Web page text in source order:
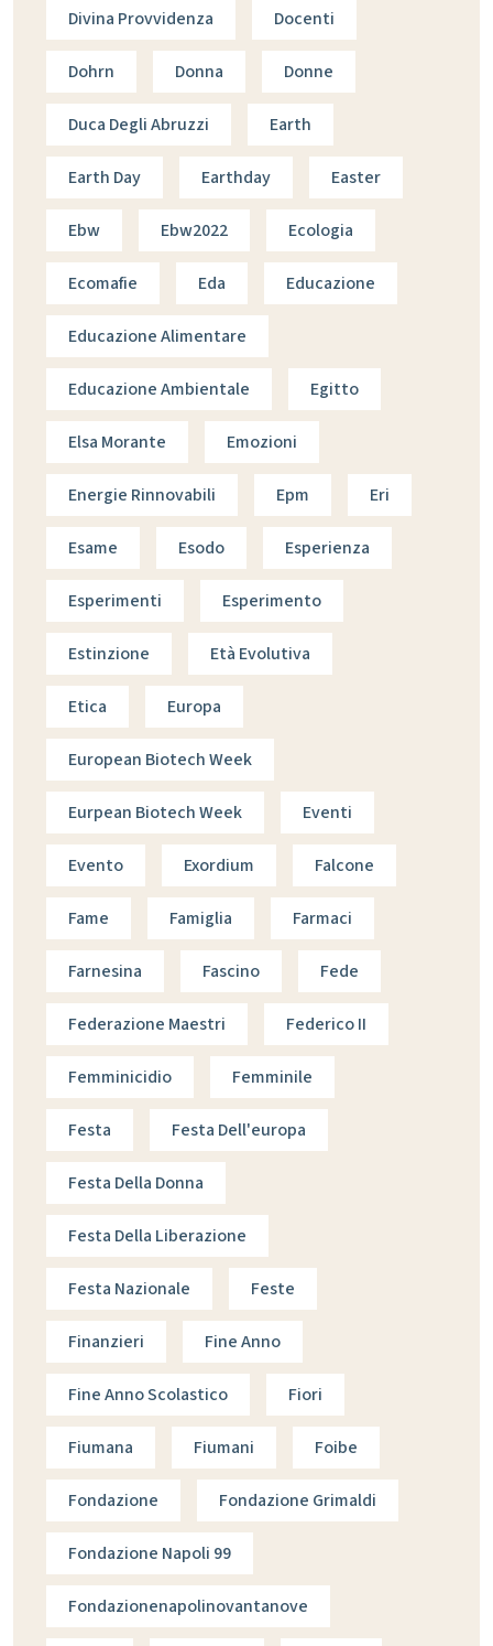
Divina Provvidenza Docenti
Dohrn Donna Donne
Duca Degli Abruzzi Earth
Earth Day Earthday Easter
Ebw Ebw2022 Ecologia
Ecomafie Eda Educazione
Educazione Alimentare
Educazione Ambientale Egitto
Elsa Morante Emozioni
Energie Rinnovabili Epm Eri
Esame Esodo Esperienza
Esperimenti Esperimento
Estinzione Età Evolutiva
Etica Europa
European Biotech Week
Eurpean Biotech Week Eventi
Evento Exordium Falcone
Fame Famiglia Farmaci
Farnesina Fascino Fede
Federazione Maestri Federico II
Femminicidio Femminile
Festa Festa Dell'europa
Festa Della Donna
Festa Della Liberazione
Festa Nazionale Feste
Finanzieri Fine Anno
Fine Anno Scolastico Fiori
Fiumana Fiumani Foibe
Fondazione Fondazione Grimaldi
Fondazione Napoli 99
Fondazionenapolinovantanove